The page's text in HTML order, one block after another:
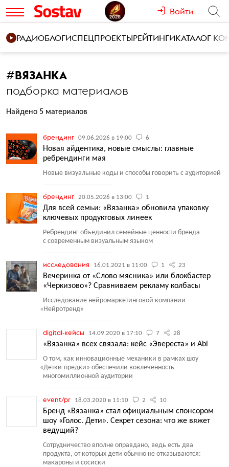
Войти
РАДИОБЛОГИСПЕЦПРОЕКТЫРЕЙТИНГИКАТАЛОГ
#ВЯЗАНКА
подборка материалов
Найдено 5 материалов
брендинг 09.06.2026 в 19:00 6
Новая айдентика, новые смыслы: главные
ребрендинги мая
Новые визуальные коды и способы говорить с аудиторией
брендинг 20.05.2026 в 13:00 1
Для всей семьи: «Вязанка» обновила упаковку
ключевых продуктовых линеек
Ребрендинг объединил семейные ценности бренда
с современным визуальным языком
исследования 16.01.2021 в 11:00 1 23
Вечеринка от «Слово мясника» или блокбастер
«Черкизово»? Сравниваем рекламу колбасы
Исследование нейромаркетинговой компании
«Нейротренд»
digital-кейсы 14.09.2020 в 17:10 7 28
«Вязанка» всех связала: кейс «Эвереста» и Abi
О том, как инновационные механики в рамках шоу
«Детки-предки» обеспечили вовлеченность
многомиллионной аудитории
event/pr 18.03.2020 в 11:10 2 10
Бренд «Вязанка» стал официальным спонсором
шоу «Голос. Дети». Секрет сезона: что же вяжет
ведущий?
Сотрудничество вполне оправдано, ведь есть два
продукта, от которых дети обычно не отказываются:
макароны и сосиски